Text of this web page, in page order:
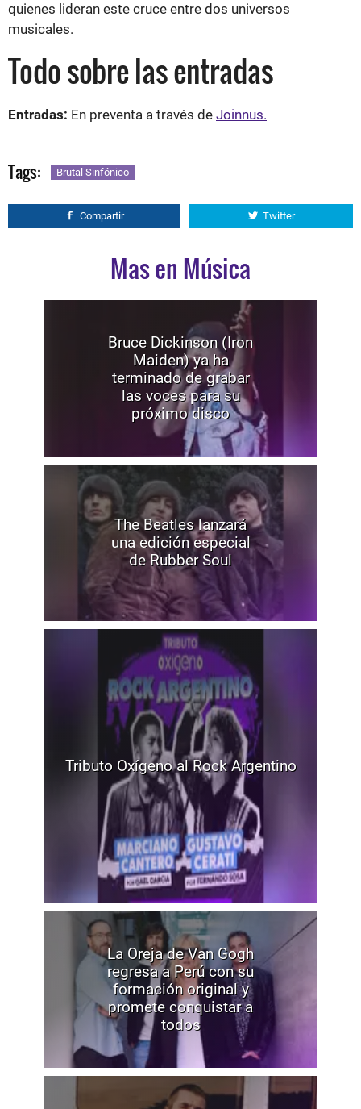
quienes lideran este cruce entre dos universos
musicales.
Todo sobre las entradas
Entradas: En preventa a través de Joinnus.
Tags: Brutal Sinfónico
Compartir Twitter
Mas en Música
Bruce Dickinson (Iron
Maiden) ya ha
terminado de grabar
las voces para su
próximo disco
The Beatles lanzará
una edición especial
de Rubber Soul
Tributo Oxígeno al Rock Argentino
La Oreja de Van Gogh
regresa a Perú con su
formación original y
promete conquistar a
todos